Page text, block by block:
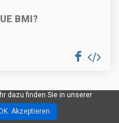
BMI?
dazu finden Sie in unserer
Akzeptieren.